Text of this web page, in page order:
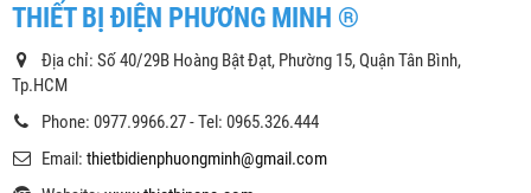
THIẾT BỊ ĐIỆN PHƯƠNG MINH ®
Địa chỉ: Số 40/29B Hoàng Bật Đạt, Phường 15, Quận Tân Bình,
Tp.HCM
Phone: 0977.9966.27 - Tel: 0965.326.444
Email: thietbidienphuongminh@gmail.com